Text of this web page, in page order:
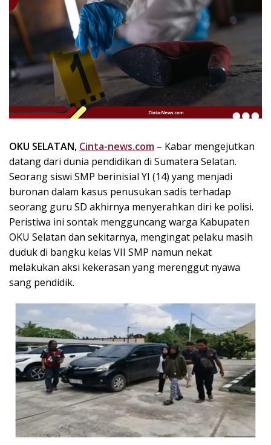
i
n
,
P
n
n
s
p
i
r
a
i
!
OKU SELATAN, Cinta-news.com – Kabar mengejutkan
datang dari dunia pendidikan di Sumatera Selatan.
Seorang siswi SMP berinisial YI (14) yang menjadi
buronan dalam kasus penusukan sadis terhadap
seorang guru SD akhirnya menyerahkan diri ke polisi.
Peristiwa ini sontak mengguncang warga Kabupaten
OKU Selatan dan sekitarnya, mengingat pelaku masih
duduk di bangku kelas VII SMP namun nekat
melakukan aksi kekerasan yang merenggut nyawa
sang pendidik.